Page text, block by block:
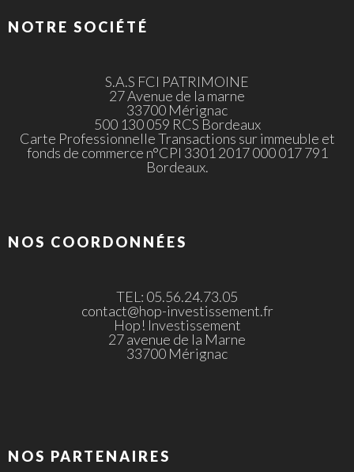
NOTRE SOCIÉTÉ
S.A.S FCI PATRIMOINE
27 Avenue de la marne
33700 Mérignac
500 130 059 RCS Bordeaux
Carte Professionnelle Transactions sur immeuble et
fonds de commerce n°CPI 3301 2017 000 017 791
Bordeaux.
NOS COORDONNÉES
TEL: 05.56.24.73.05
contact@hop-investissement.fr
Hop! Investissement
27 avenue de la Marne
33700 Mérignac
NOS PARTENAIRES